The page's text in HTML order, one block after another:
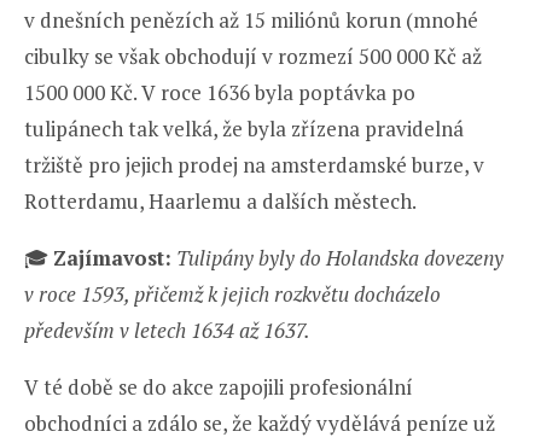
v dnešních penězích až 15 miliónů korun (mnohé
cibulky se však obchodují v rozmezí 500 000 Kč až
1500 000 Kč. V roce 1636 byla poptávka po
tulipánech tak velká, že byla zřízena pravidelná
tržiště pro jejich prodej na amsterdamské burze, v
Rotterdamu, Haarlemu a dalších městech.
🎓 Zajímavost: Tulipány byly do Holandska dovezeny
v roce 1593, přičemž k jejich rozkvětu docházelo
především v letech 1634 až 1637.
V té době se do akce zapojili profesionální
obchodníci a zdálo se, že každý vydělává peníze už